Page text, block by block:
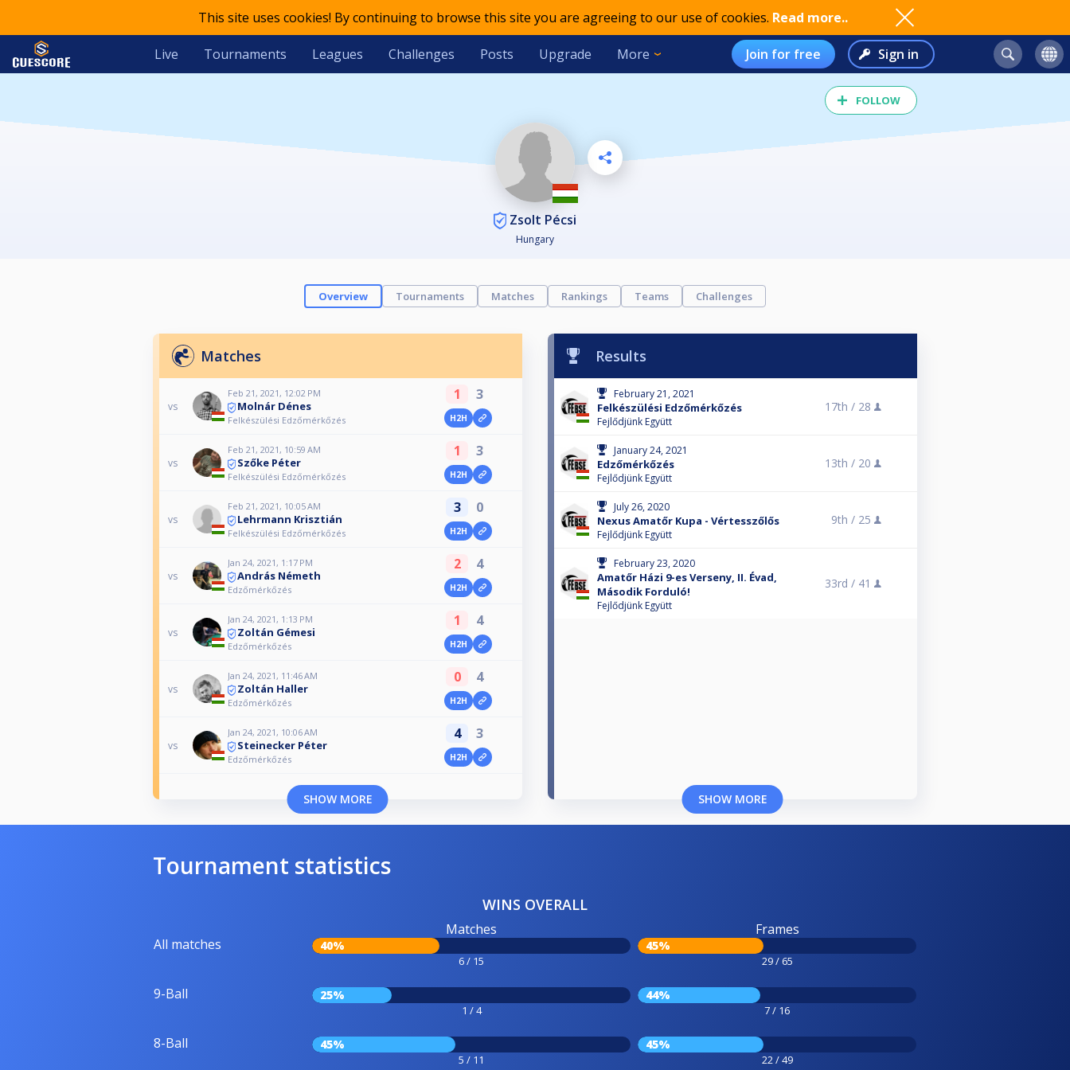
This site uses cookies! By continuing to browse this site you are agreeing to our use of cookies. Read more..
Live Tournaments Leagues Challenges Posts Upgrade More Join for free Sign in
FOLLOW
Zsolt Pécsi
Hungary
Overview Tournaments Matches Rankings Teams Challenges
Matches
vs
Feb 21, 2021, 12:02 PM
Molnár Dénes
Felkészülési Edzőmérkőzés
1 3
H2H
vs
Feb 21, 2021, 10:59 AM
Szőke Péter
Felkészülési Edzőmérkőzés
1 3
H2H
vs
Feb 21, 2021, 10:05 AM
Lehrmann Krisztián
Felkészülési Edzőmérkőzés
3 0
H2H
vs
Jan 24, 2021, 1:17 PM
András Németh
Edzőmérkőzés
2 4
H2H
vs
Jan 24, 2021, 1:13 PM
Zoltán Gémesi
Edzőmérkőzés
1 4
H2H
vs
Jan 24, 2021, 11:46 AM
Zoltán Haller
Edzőmérkőzés
0 4
H2H
vs
Jan 24, 2021, 10:06 AM
Steinecker Péter
Edzőmérkőzés
4 3
H2H
SHOW MORE
Results
February 21, 2021
Felkészülési Edzőmérkőzés
Fejlődjünk Együtt
17th / 28
January 24, 2021
Edzőmérkőzés
Fejlődjünk Együtt
13th / 20
July 26, 2020
Nexus Amatőr Kupa - Vértesszőlős
Fejlődjünk Együtt
9th / 25
February 23, 2020
Amatőr Házi 9-es Verseny, II. Évad,
Második Forduló!
Fejlődjünk Együtt
33rd / 41
SHOW MORE
Tournament statistics
WINS OVERALL
All matches
Matches
40%
6 / 15
Frames
45%
29 / 65
9-Ball 25%
1 / 4
44%
7 / 16
8-Ball 45%
5 / 11
45%
22 / 49